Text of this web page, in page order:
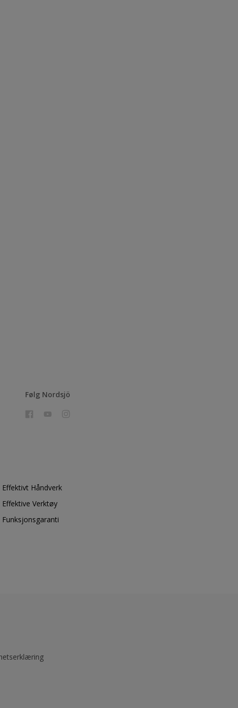
Følg Nordsjö
Effektivt Håndverk
Effektive Verktøy
Funksjonsgaranti